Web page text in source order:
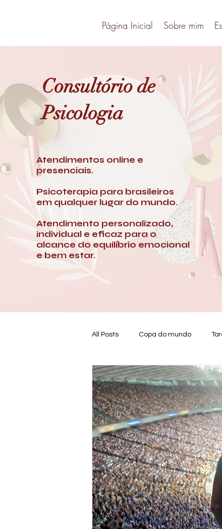
Página Inicial Sobre mim
Consultório de
Psicologia
Atendimentos online e
presenciais.
Psicoterapia para brasileiros
em qualquer lugar do mundo.
Atendimento personalizado,
individual e eficaz para o
alcance do equilíbrio emocional
e bem estar.
All Posts Copa do mundo
Clima e Humor